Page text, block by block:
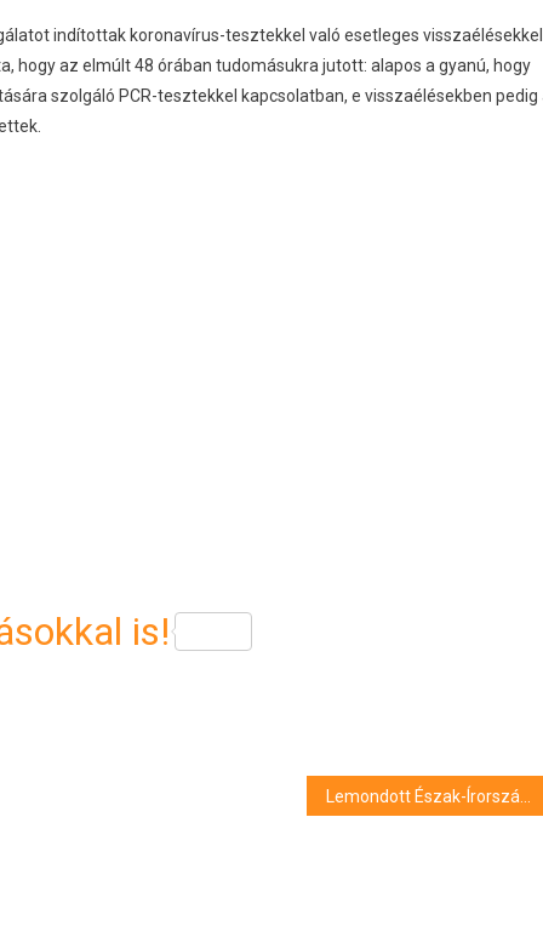
indítottak koronavírus-tesztekkel való esetleges visszaélésekkel
hogy az elmúlt 48 órában tudomásukra jutott: alapos a gyanú, hogy
szolgáló PCR-tesztekkel kapcsolatban, e visszaélésekben pedig
is!
Lemondott Észak-Írország miniszterelnöke